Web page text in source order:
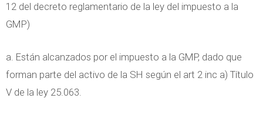
12 del decreto reglamentario de la ley del impuesto a la
GMP)
a. Están alcanzados por el impuesto a la GMP, dado que
forman parte del activo de la SH según el art 2 inc a) Título
V de la ley 25.063.